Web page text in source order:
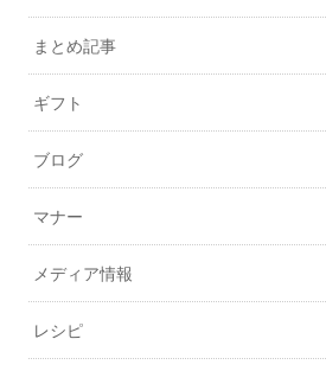
まとめ記事
ギフト
ブログ
マナー
メディア情報
レシピ